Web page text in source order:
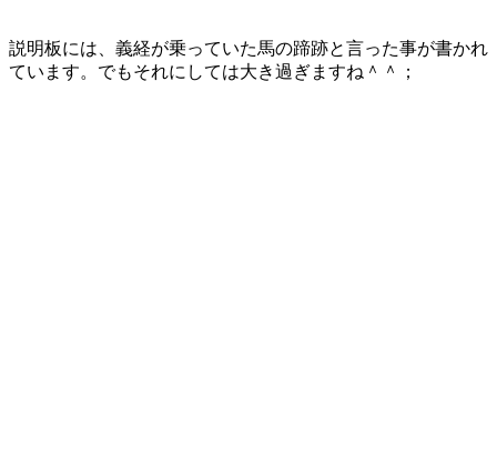
説明板には、義経が乗っていた馬の蹄跡と言った事が書かれ
ています。でもそれにしては大き過ぎますね＾＾；